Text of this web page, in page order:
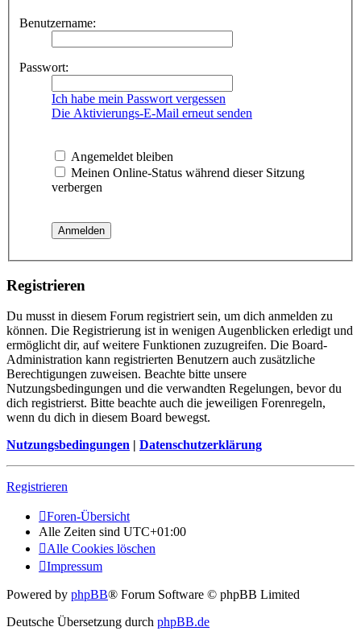
Benutzername:
Passwort:
Ich habe mein Passwort vergessen
Die Aktivierungs-E-Mail erneut senden
Angemeldet bleiben
Meinen Online-Status während dieser Sitzung
verbergen
Registrieren
Du musst in diesem Forum registriert sein, um dich anmelden zu
können. Die Registrierung ist in wenigen Augenblicken erledigt und
ermöglicht dir, auf weitere Funktionen zuzugreifen. Die Board-
Administration kann registrierten Benutzern auch zusätzliche
Berechtigungen zuweisen. Beachte bitte unsere
Nutzungsbedingungen und die verwandten Regelungen, bevor du
dich registrierst. Bitte beachte auch die jeweiligen Forenregeln,
wenn du dich in diesem Board bewegst.
Nutzungsbedingungen | Datenschutzerklärung
Registrieren
Foren-Übersicht
Alle Zeiten sind UTC+01:00
Alle Cookies löschen
Impressum
Powered by phpBB® Forum Software © phpBB Limited
Deutsche Übersetzung durch phpBB.de